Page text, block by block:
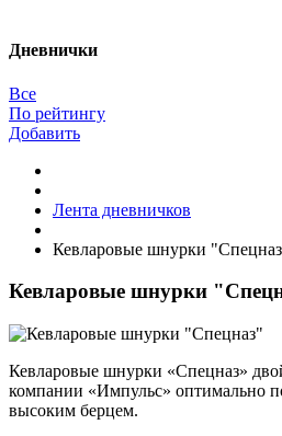
Дневнички
Все
По рейтингу
Добавить
Лента дневничков
Кевларовые шнурки
Кевларовые шнурки
Кевларовые шнурки «Спецназ»
компании «Импульс» оптимально
высоким берцем.